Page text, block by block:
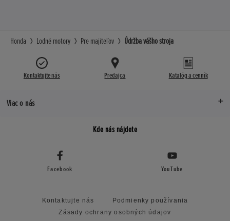
Honda Lodné motory Pre majiteľov Údržba vášho stroja
Kontaktujte nás Predajca Katalóg a cenník
Viac o nás
Kde nás nájdete
Facebook YouTube
Kontaktujte nás
Podmienky používania
Zásady ochrany osobných údajov